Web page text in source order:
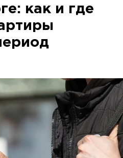
как и где